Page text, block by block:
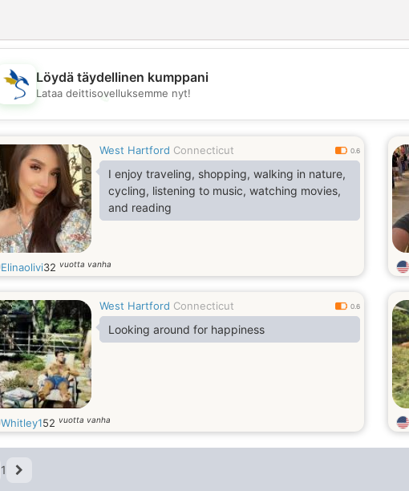
💖
Löydä täydellinen kumppani
Lataa deittisovelluksemme nyt!
West Hartford Connecticut 0.6
I enjoy traveling, shopping, walking in nature,
cycling, listening to music, watching movies,
and reading
Elinaolivi32 vuotta vanha
West Hartford Connecticut 0.6
Looking around for happiness
Whitley152 vuotta vanha
1